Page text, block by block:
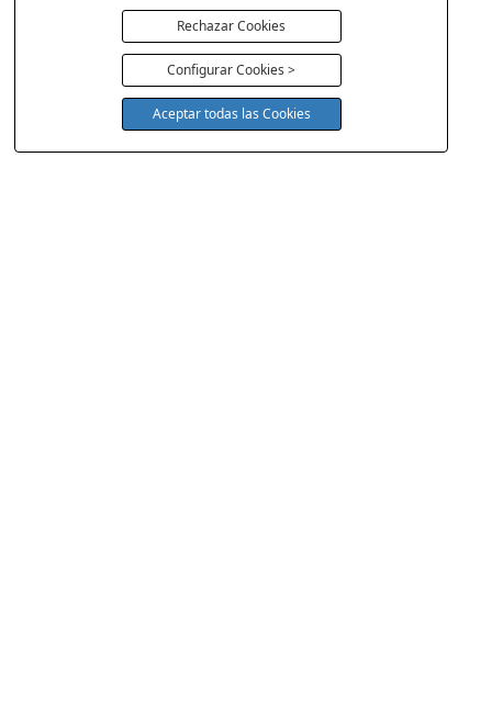
Rechazar Cookies
Configurar Cookies >
Aceptar todas las Cookies